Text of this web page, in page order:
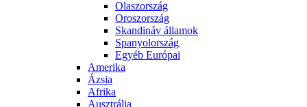
Olaszország
Oroszország
Skandináv államok
Spanyolország
Egyéb Európai
Amerika
Ázsia
Afrika
Ausztrália